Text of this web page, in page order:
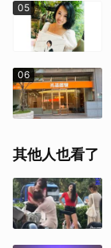
05
06
其他人也看了